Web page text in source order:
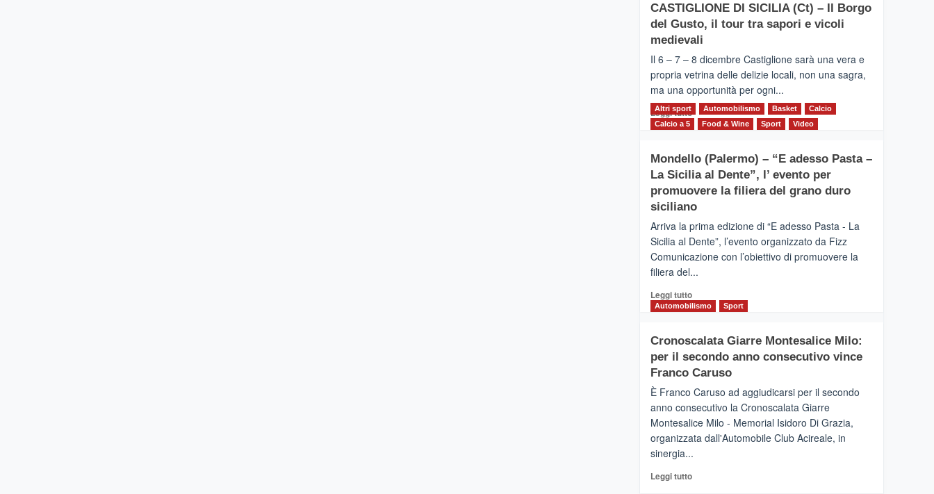
MOIO
ALCANTARA
–
alla
scoperta
del
territorio,
tra
sport
messaggi
di
CASTIGLIONE DI SICILIA (Ct) – Il Borgo
del Gusto, il tour tra sapori e vicoli
medievali
Il 6 – 7 – 8 dicembre Castiglione sarà una vera e
propria vetrina delle delizie locali, non una sagra,
ma una opportunità per ogni...
Leggi tuttoLeggi
CASTIGLIONE
DI
SICILIA
(Ct)
Il
Borgo
del
tour
tra
vicoli
medievali
Altri sport Automobilismo Basket
Calcio
Calcio a 5
Food & Wine Sport Video
Mondello (Palermo) – “E adesso Pasta –
La Sicilia al Dente”, l’ evento per
promuovere la filiera del grano duro
siciliano
Arriva la prima edizione di “E adesso Pasta - La
Sicilia al Dente”, l’evento organizzato da Fizz
Comunicazione con l’obiettivo di promuovere la
filiera del...
Leggi tuttoLeggi
di
Mondello
(Palermo)
–
adesso
Pasta
–
La
Dente”,
Automobilismo Sport
Cronoscalata Giarre Montesalice Milo:
per il secondo anno consecutivo vince
Franco Caruso
È Franco Caruso ad aggiudicarsi per il secondo
anno consecutivo la Cronoscalata Giarre
Montesalice Milo - Memorial Isidoro Di Grazia,
organizzata dall'Automobile Club Acireale, in
sinergia...
Leggi tuttoLeggi